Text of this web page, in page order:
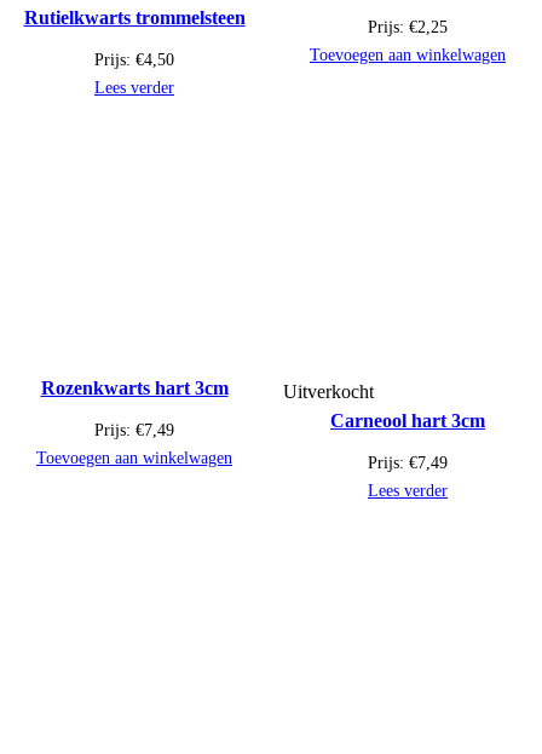
Rutielkwarts trommelsteen
Prijs: €4,50
Lees verder
Prijs: €2,25
Toevoegen aan winkelwagen
Rozenkwarts hart 3cm
Prijs: €7,49
Toevoegen aan winkelwagen
Uitverkocht
Carneool hart 3cm
Prijs: €7,49
Lees verder